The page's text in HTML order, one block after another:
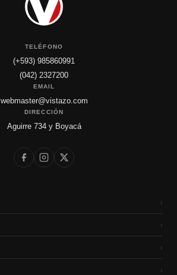
TELÉFONO
(+593) 985860991
(042) 2327200
EMAIL
webmaster@vistazo.com
DIRECCIÓN
Aguirre 734 y Boyacá
›
›
›
›